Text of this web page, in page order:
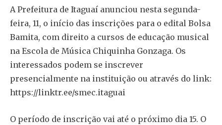
A Prefeitura de Itaguaí anunciou nesta segunda-
feira, 11, o início das inscrições para o edital Bolsa
Bamita, com direito a cursos de educação musical
na Escola de Música Chiquinha Gonzaga. Os
interessados podem se inscrever
presencialmente na instituição ou através do link:
https://linktr.ee/smec.itaguai
O período de inscrição vai até o próximo dia 15. O